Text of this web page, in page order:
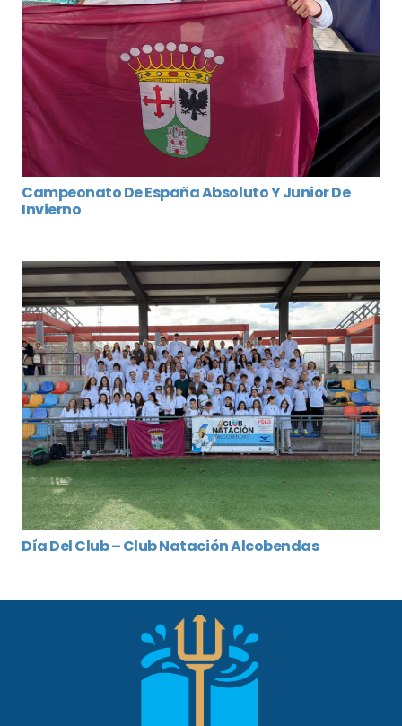
Campeonato De España Absoluto Y Junior De
Invierno
Día Del Club – Club Natación Alcobendas